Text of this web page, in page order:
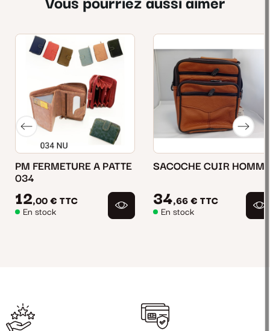
PM FERMETURE A PATTE
034
12,00 € TTC
En stock
SACOCHE CUIR HOMME
34,66 € TTC
En stock